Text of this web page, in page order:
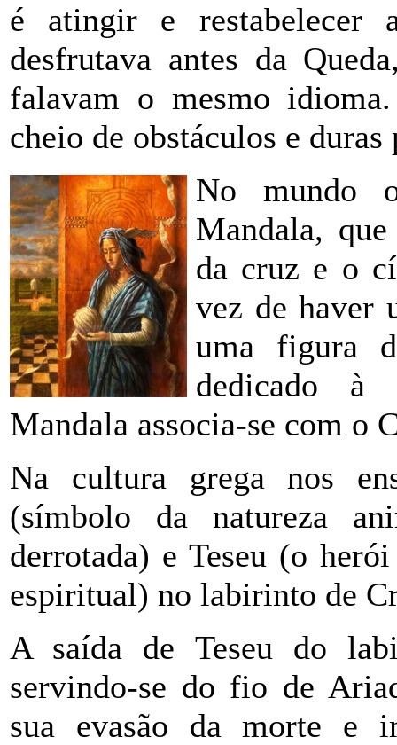
é atingir e restabelecer
desfrutava antes da
falavam o mesmo
cheio de obstáculos e duras
No mundo
Mandala,
da cruz e o
vez de haver
uma figura
dedicado à
Mandala associa-se com o
Na cultura grega nos
(símbolo da natureza
derrotada) e Teseu (o
espiritual) no labirinto de
A saída de Teseu do
servindo-se do fio de
sua evasão da morte e